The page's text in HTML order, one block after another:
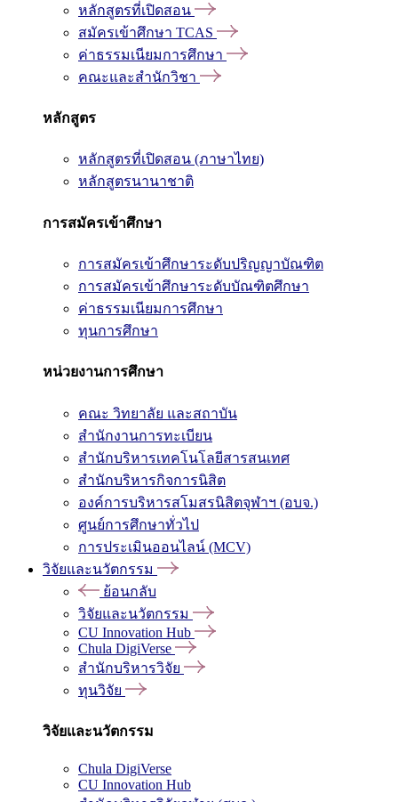
หลักสูตรที่เปิดสอน
สมัครเข้าศึกษา TCAS
ค่าธรรมเนียมการศึกษา
คณะและสำนักวิชา
หลักสูตร
หลักสูตรที่เปิดสอน (ภาษาไทย)
หลักสูตรนานาชาติ
การสมัครเข้าศึกษา
การสมัครเข้าศึกษาระดับปริญญาบัณฑิต
การสมัครเข้าศึกษาระดับบัณฑิตศึกษา
ค่าธรรมเนียมการศึกษา
ทุนการศึกษา
หน่วยงานการศึกษา
คณะ วิทยาลัย และสถาบัน
สำนักงานการทะเบียน
สำนักบริหารเทคโนโลยีสารสนเทศ
สำนักบริหารกิจการนิสิต
องค์การบริหารสโมสรนิสิตจุฬาฯ (อบจ.)
ศูนย์การศึกษาทั่วไป
การประเมินออนไลน์ (MCV)
วิจัยและนวัตกรรม
ย้อนกลับ
วิจัยและนวัตกรรม
CU Innovation Hub
Chula DigiVerse
สำนักบริหารวิจัย
ทุนวิจัย
วิจัยและนวัตกรรม
Chula DigiVerse
CU Innovation Hub